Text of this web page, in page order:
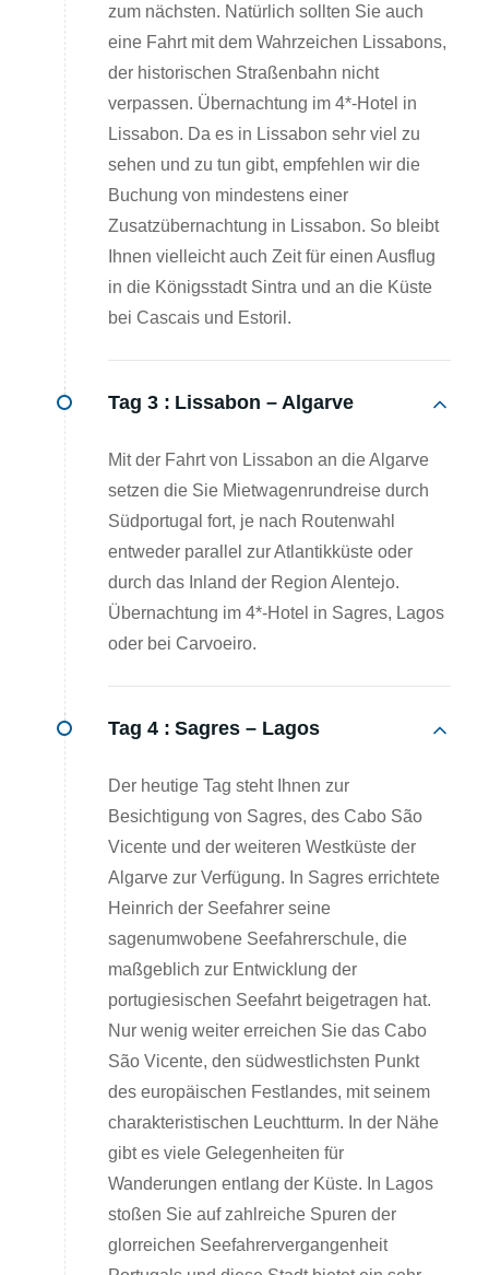
zum nächsten. Natürlich sollten Sie auch
eine Fahrt mit dem Wahrzeichen Lissabons,
der historischen Straßenbahn nicht
verpassen. Übernachtung im 4*-Hotel in
Lissabon. Da es in Lissabon sehr viel zu
sehen und zu tun gibt, empfehlen wir die
Buchung von mindestens einer
Zusatzübernachtung in Lissabon. So bleibt
Ihnen vielleicht auch Zeit für einen Ausflug
in die Königsstadt Sintra und an die Küste
bei Cascais und Estoril.
Tag 3 : Lissabon – Algarve
Mit der Fahrt von Lissabon an die Algarve
setzen die Sie Mietwagenrundreise durch
Südportugal fort, je nach Routenwahl
entweder parallel zur Atlantikküste oder
durch das Inland der Region Alentejo.
Übernachtung im 4*-Hotel in Sagres, Lagos
oder bei Carvoeiro.
Tag 4 : Sagres – Lagos
Der heutige Tag steht Ihnen zur
Besichtigung von Sagres, des Cabo São
Vicente und der weiteren Westküste der
Algarve zur Verfügung. In Sagres errichtete
Heinrich der Seefahrer seine
sagenumwobene Seefahrerschule, die
maßgeblich zur Entwicklung der
portugiesischen Seefahrt beigetragen hat.
Nur wenig weiter erreichen Sie das Cabo
São Vicente, den südwestlichsten Punkt
des europäischen Festlandes, mit seinem
charakteristischen Leuchtturm. In der Nähe
gibt es viele Gelegenheiten für
Wanderungen entlang der Küste. In Lagos
stoßen Sie auf zahlreiche Spuren der
glorreichen Seefahrervergangenheit